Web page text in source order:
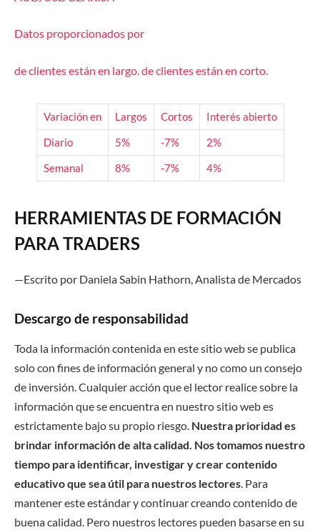
Datos proporcionados por
de clientes están en largo.de clientes están en corto.
Variación en Largos Cortos
Interés abierto
Diario
5% -7%
2%
Semanal
8% -7% 4%
HERRAMIENTAS DE FORMACIÓN
PARA TRADERS
—Escrito por Daniela Sabin Hathorn, Analista de Mercados
Descargo de responsabilidad
Toda la información contenida en este sitio web se publica
solo con fines de información general y no como un consejo
de inversión. Cualquier acción que el lector realice sobre la
información que se encuentra en nuestro sitio web es
estrictamente bajo su propio riesgo. Nuestra prioridad es
brindar información de alta calidad. Nos tomamos nuestro
tiempo para identificar, investigar y crear contenido
educativo que sea útil para nuestros lectores. Para
mantener este estándar y continuar creando contenido de
buena calidad. Pero nuestros lectores pueden basarse en su